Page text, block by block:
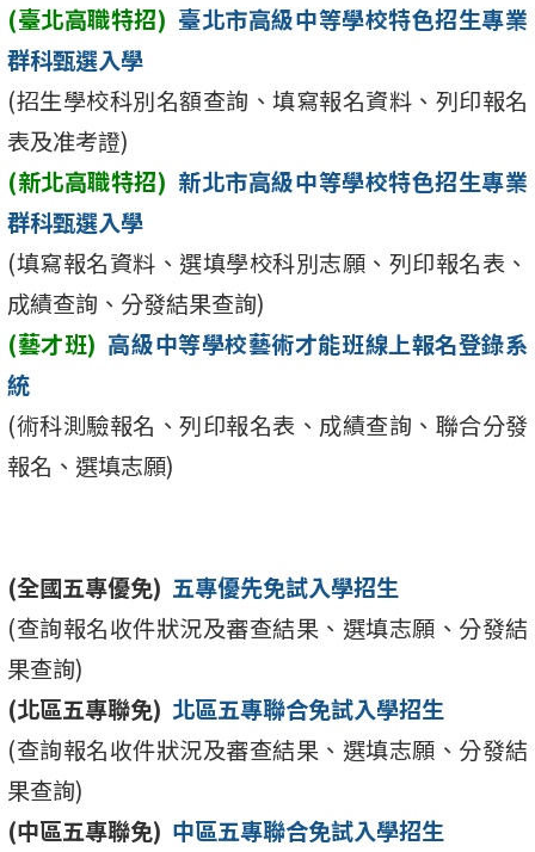
(臺北高職特招) 臺北市高級中等學校特色招生專業
群科甄選入學
(招生學校科別名額查詢、填寫報名資料、列印報名
表及准考證)
(新北高職特招) 新北市高級中等學校特色招生專業
群科甄選入學
(填寫報名資料、選填學校科別志願、列印報名表、
成績查詢、分發結果查詢)
(藝才班) 高級中等學校藝術才能班線上報名登錄系
統
(術科測驗報名、列印報名表、成績查詢、聯合分發
報名、選填志願)
(全國五專優免) 五專優先免試入學招生
(查詢報名收件狀況及審查結果、選填志願、分發結
果查詢)
(北區五專聯免) 北區五專聯合免試入學招生
(查詢報名收件狀況及審查結果、選填志願、分發結
果查詢)
(中區五專聯免) 中區五專聯合免試入學招生